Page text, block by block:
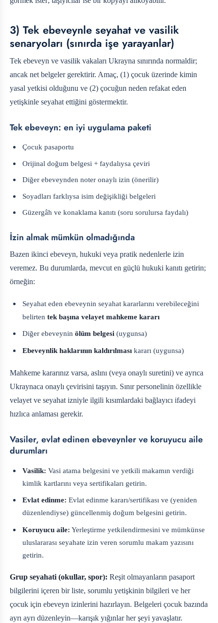
3) Tek ebeveynle seyahat ve vasilik
senaryoları (sınırda işe yarayanlar)
Tek ebeveyn ve vasilik vakaları Ukrayna sınırında normaldir;
ancak net belgeler gerektirir. Amaç, (1) çocuk üzerinde kimin
yasal yetkisi olduğunu ve (2) çocuğun neden refakat eden
yetişkinle seyahat ettiğini göstermektir.
Tek ebeveyn: en iyi uygulama paketi
Çocuk pasaportu
Orijinal doğum belgesi + faydalıysa çeviri
Diğer ebeveynden noter onaylı izin (önerilir)
Soyadları farklıysa isim değişikliği belgeleri
Güzergâh ve konaklama kanıtı (soru sorulursa faydalı)
İzin almak mümkün olmadığında
Bazen ikinci ebeveyn, hukuki veya pratik nedenlerle izin
veremez. Bu durumlarda, mevcut en güçlü hukuki kanıtı getirin;
örneğin:
Seyahat eden ebeveynin seyahat kararlarını verebileceğini
belirtentek başına velayet mahkeme kararı
Diğer ebeveyninölüm belgesi (uygunsa)
Ebeveynlik haklarının kaldırılması kararı (uygunsa)
Mahkeme kararınız varsa, aslını (veya onaylı suretini) ve ayrıca
Ukraynaca onaylı çevirisini taşıyın. Sınır personelinin özellikle
velayet ve seyahat izniyle ilgili kısımlardaki bağlayıcı ifadeyi
hızlıca anlaması gerekir.
Vasiler, evlat edinen ebeveynler ve koruyucu aile
durumları
Vasilik: Vasi atama belgesini ve yetkili makamın verdiği
kimlik kartlarını veya sertifikaları getirin.
Evlat edinme: Evlat edinme kararı/sertifikası ve (yeniden
düzenlendiyse) güncellenmiş doğum belgesini getirin.
Koruyucu aile: Yerleştirme yetkilendirmesini ve mümkünse
uluslararası seyahate izin veren sorumlu makam yazısını
getirin.
Grup seyahati (okullar, spor): Reşit olmayanların pasaport
bilgilerini içeren bir liste, sorumlu yetişkinin bilgileri ve her
çocuk için ebeveyn izinlerini hazırlayın. Belgeleri çocuk bazında
ayrı ayrı düzenleyin—karışık yığınlar her şeyi yavaşlatır.